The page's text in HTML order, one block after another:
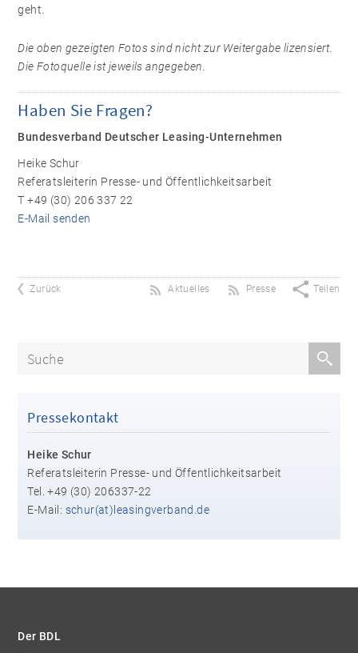
geht.
Die oben gezeigten Fotos sind nicht zur Weitergabe lizensiert.
Die Fotoquelle ist jeweils angegeben.
Haben Sie Fragen?
Bundesverband Deutscher Leasing-Unternehmen
Heike Schur
Referatsleiterin Presse- und Öffentlichkeitsarbeit
T +49 (30) 206 337 22
E-Mail senden
Zurück Teilen
Presse
Aktuelles
Pressekontakt
Heike Schur
Referatsleiterin Presse- und Öffentlichkeitsarbeit
Tel. +49 (30) 206337-22
E-Mail: schur(at)leasingverband.de
Der BDL